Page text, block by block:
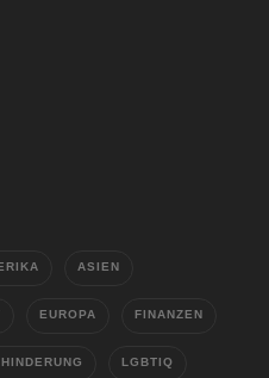
ASIEN
EUROPA FINANZEN
LGBTIQ